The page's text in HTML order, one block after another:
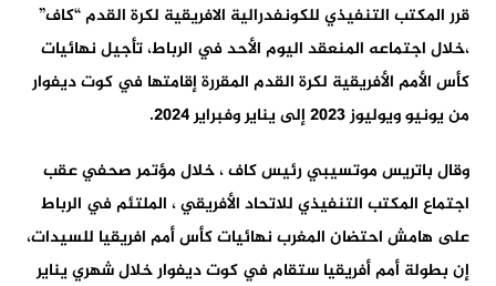
قرر المكتب التنفيذي للكونفدرالية الافريقية لكرة القدم “كاف”
،خلال اجتماعه المنعقد اليوم الأحد في الرباط، تأجيل نهائيات
كأس الأمم الأفريقية لكرة القدم المقررة إقامتها في كوت ديفوار
من يونيو ويوليوز 2023 إلى يناير وفبراير 2024.
وقال باتريس موتسيبي رئيس كاف ، خلال مؤتمر صحفي عقب
اجتماع المكتب التنفيذي للاتحاد الأفريقي ، الملتئم في الرباط
على هامش احتضان المغرب نهائيات كأس أمم افريقيا للسيدات،
إن بطولة أمم أفريقيا ستقام في كوت ديفوار خلال شهري يناير